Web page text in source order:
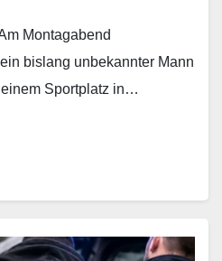
Montagabend
bislang unbekannter Mann
Sportplatz in…